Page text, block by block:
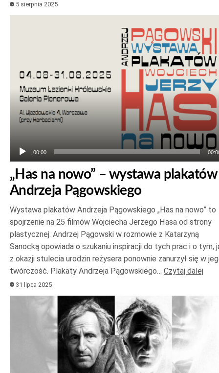
5 sierpnia 2025
00:00
„Has na nowo” – wystawa plakatów
Andrzeja Pągowskiego
Wystawa plakatów Andrzeja Pągowskiego „Has na nowo” to
spojrzenie na 25 filmów Wojciecha Jerzego Hasa od strony
plastycznej. Andrzej Pągowski w rozmowie z Katarzyną
Sanocką opowiada o szukaniu inspiracji do tych prac i o tym,
z okazji stulecia urodzin reżysera ponownie zanurzył się w
twórczość. Plakaty Andrzeja Pągowskiego… Czytaj dalej
31 lipca 2025
dźwiękowych